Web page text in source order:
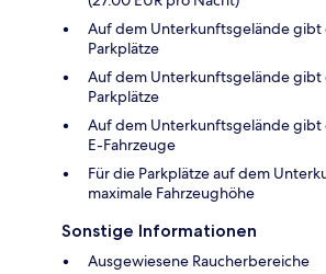
Auf dem Unterkunftsgelände
Parkplätze
Auf dem Unterkunftsgelände gibt
Parkplätze
Auf dem Unterkunftsgelände gibt
E-Fahrzeuge
Für die Parkplätze auf dem
maximale Fahrzeughöhe
Sonstige Informationen
Ausgewiesene Raucherbereiche